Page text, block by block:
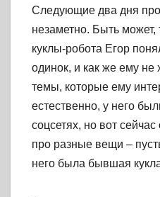
Следующие два дня
незаметно. Быть может,
куклы-робота Егор
одинок, и как же ему
темы, которые ему
естественно, у него
соцсетях, но вот
про разные вещи –
него была бывшая